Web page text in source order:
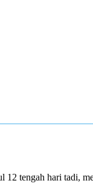
tengah hari tadi,